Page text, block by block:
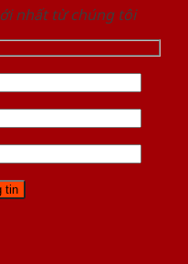
nhất từ chúng tôi